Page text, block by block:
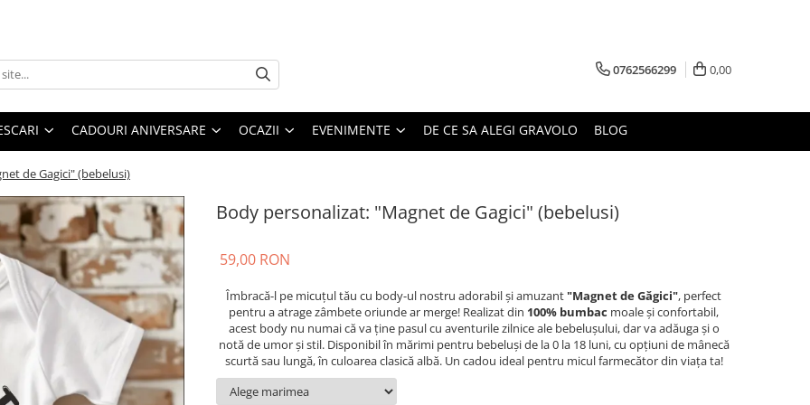
0762566299 0,00
CADOURI ANIVERSARE OCAZII EVENIMENTE DE CE SA ALEGI GRAVOLO BLOG
de Gagici" (bebelusi)
Body personalizat: "Magnet de Gagici" (bebelusi)
59,00 RON
Îmbracă-l pe micuțul tău cu body-ul nostru adorabil și amuzant"Magnet de Găgici", perfect
pentru a atrage zâmbete oriunde ar merge! Realizat din 100% bumbac moale și confortabil,
acest body nu numai că va ține pasul cu aventurile zilnice ale bebelușului, dar va adăuga și o
notă de umor și stil. Disponibil în mărimi pentru bebeluși de la 0 la 18 luni, cu opțiuni de mânecă
scurtă sau lungă, în culoarea clasică albă. Un cadou ideal pentru micul farmecător din viața ta!